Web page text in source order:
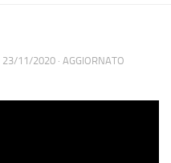
23/11/2020 · AGGIORNATO